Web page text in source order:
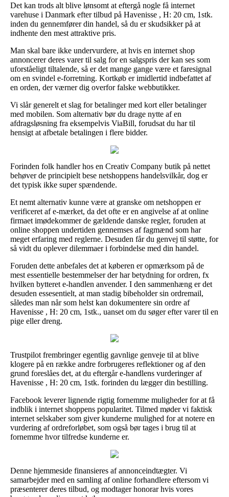
Det kan trods alt blive lønsomt at eftergå nogle få internet
varehuse i Danmark efter tilbud på Havenisse , H: 20 cm, 1stk.
inden du gennemfører din handel, så du er skudsikker på at
indhente den mest attraktive pris.
Man skal bare ikke undervurdere, at hvis en internet shop
annoncerer deres varer til salg for en salgspris der kan ses som
uforståeligt tiltalende, så er det mange gange være et faresignal
om en svindel e-forretning. Kortkøb er imidlertid indbefattet af
en orden, der værner dig overfor falske webbutikker.
Vi slår generelt et slag for betalinger med kort eller betalinger
med mobilen. Som alternativ bør du drage nytte af en
afdragsløsning fra eksempelvis ViaBill, forudsat du har til
hensigt at afbetale betalingen i flere bidder.
Forinden folk handler hos en Creativ Company butik på nettet
behøver de principielt bese netshoppens handelsvilkår, dog er
det typisk ikke super spændende.
Et nemt alternativ kunne være at granske om netshoppen er
verificeret af e-mærket, da det ofte er en angivelse af at online
firmaet imødekommer de gældende danske regler, foruden at
online shoppen undertiden gennemses af fagmænd som har
meget erfaring med reglerne. Desuden får du genvej til støtte, for
så vidt du oplever dilemmaer i forbindelse med din handel.
Foruden dette anbefales det at køberen er opmærksom på de
mest essentielle bestemmelser der har betydning for ordren, fx
hvilken bytteret e-handlen anvender. I den sammenhæng er det
desuden essesentielt, at man stadig bibeholder sin ordremail,
således man når som helst kan dokumentere sin ordre af
Havenisse , H: 20 cm, 1stk., uanset om du søger efter varer til en
pige eller dreng.
Trustpilot frembringer egentlig gavnlige genveje til at blive
klogere på en række andre forbrugeres reflektioner og af den
grund foreslåes det, at du eftergår e-handlens vurderinger af
Havenisse , H: 20 cm, 1stk. forinden du lægger din bestilling.
Facebook leverer lignende rigtig fornemme muligheder for at få
indblik i internet shoppens popularitet. Tilmed møder vi faktisk
internet selskaber som giver kunderne mulighed for at notere en
vurdering af ordreforløbet, som også bør tages i brug til at
fornemme hvor tilfredse kunderne er.
Denne hjemmeside finansieres af annonceindtægter. Vi
samarbejder med en samling af online forhandlere eftersom vi
præsenterer deres tilbud, og modtager honorar hvis vores